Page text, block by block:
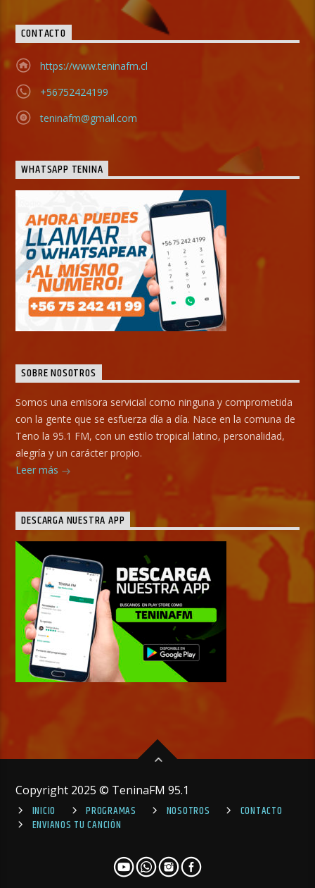
CONTACTO
https://www.teninafm.cl
+56752424199
teninafm@gmail.com
WHATSAPP TENINA
SOBRE NOSOTROS
Somos una emisora servicial como ninguna y comprometida
con la gente que se esfuerza día a día. Nace en la comuna de
Teno la 95.1 FM, con un estilo tropical latino, personalidad,
alegría y un carácter propio.
Leer más
DESCARGA NUESTRA APP
Copyright 2025 © TeninaFM 95.1
INICIO
PROGRAMAS NOSOTROS
CONTACTO
ENVIANOS TU CANCIÓN